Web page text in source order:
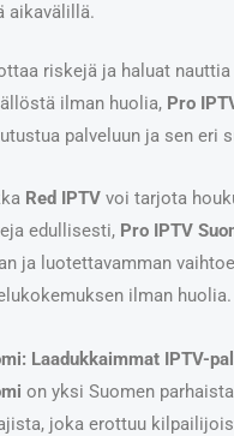
aikavälillä.
riskejä ja haluat
ilman huolia, Pro
palveluun ja sen eri
Red IPTV voi tarjota
edullisesti, Pro IPTV
ja luotettavamman
ilman huolia.
Laadukkaimmat IPTV-
on yksi Suomen
joka erottuu